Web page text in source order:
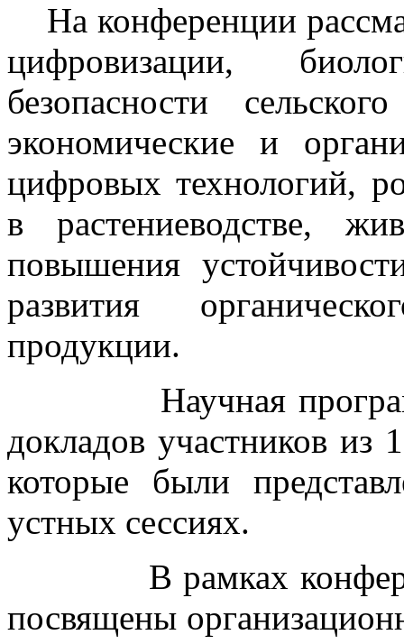
На конференции
цифровизации,
безопасности
экономические и
цифровых технологий,
в растениеводстве,
повышения
развития
продукции.
Научная программа
докладов участников из
которые были
устных сессиях.
В рамках
посвящены